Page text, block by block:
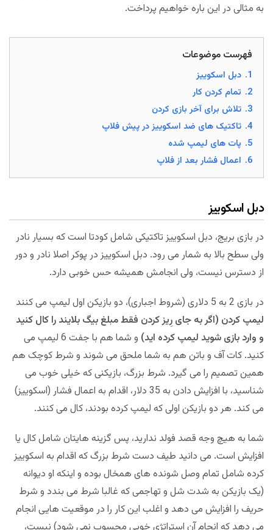
به مثالی در این باره خواهیم پرداخت.
فهرست موضوعات
1. دبل اسکوییز
2. تمام کردن کار
3. تلاش برای آخر بازی کردن
4. تاکتیک های ضد اسکوییز در پیش فلاپ
5. پات های لیمپ شده
6. اعمال فشار بعد از فلاپ
دبل اسکوییز
در بازی بریج، دبل اسکوییز تاکتیکی شامل کودتا است که بسیار نادر
ولی سطح بالا به شمار می رود. دبل اسکوییز در پوکر اصلا نادر و دور
از دسترس نیست، ولی انجامش همیشه حس خوبی دارد.
در بازی 2 به 5 دلاری (شروط اجباری)، دو بازیکن اول لیمپ می کنند
لیمپ کردن (اگر به جای رِیز کردن فقط مبلغ بیگ بلایند را کال کنید
و وارد بازی شوید لیمپ کرده اید)
و شما هم با جفت 6 لیمپ می
کنید. کات آف و باتن هم به شما ملحق می شوند و شرط کوچک هم
همین تصمیم را می گیرد. شرط بزرگ، بازیکنی که خیلی خوب می
شناسید، با افزایش دادن به 35 دلار، اقدام به اعمال فشار (اسکوییز)
می کند. هر دو بازیکن اولی که لیمپ کرده بودند، کال می کنند.
شما به هیچ وجه قصد فولد ندارید، پس گزینه هایتان شامل کال یا
افزایش است. می دانید طیف دست شرط بزرگ که اقدام به اسکوییز
کرده شامل تمام وصل شونده های همخال بوده و اینکه او دیوانه
(یک بازیکن به شدت شل و تهاجمی که غالبا شرط می ‌بندد و شرط
حریف را افزایش می ‌دهد و اغلب این کار را در موقعیت ‌هایی انجام